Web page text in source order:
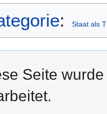
: Staat als
Seite